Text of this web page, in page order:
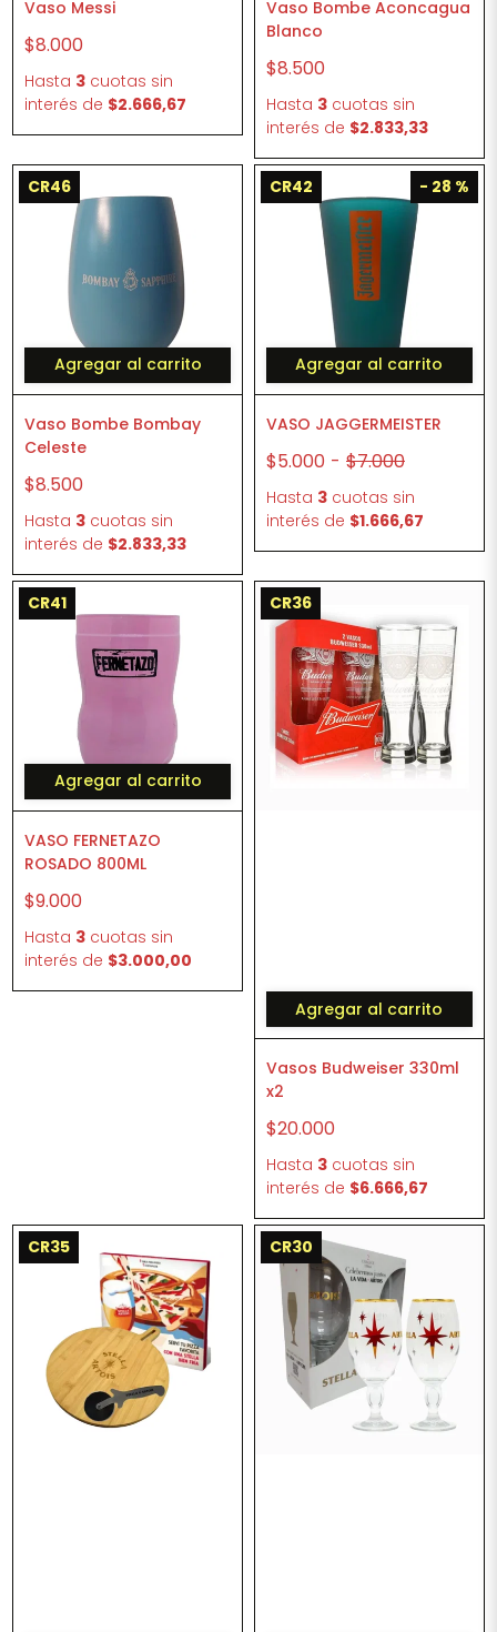
Vaso Messi
$8.000
Hasta 3 cuotas sin
interés de $2.666,67
Vaso Bombe Aconcagua
Blanco
$8.500
Hasta 3 cuotas sin
interés de $2.833,33
CR46
Agregar al carrito
Vaso Bombe Bombay
Celeste
$8.500
Hasta 3 cuotas sin
interés de $2.833,33
CR42 - 28 %
Agregar al carrito
VASO JAGGERMEISTER
$5.000 - $7.000
Hasta 3 cuotas sin
interés de $1.666,67
CR41
Agregar al carrito
VASO FERNETAZO
ROSADO 800ML
$9.000
Hasta 3 cuotas sin
interés de $3.000,00
CR36
Agregar al carrito
Vasos Budweiser 330ml
x2
$20.000
Hasta 3 cuotas sin
interés de $6.666,67
CR35 CR30